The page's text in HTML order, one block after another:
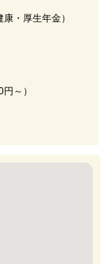
・厚生年金）
～）